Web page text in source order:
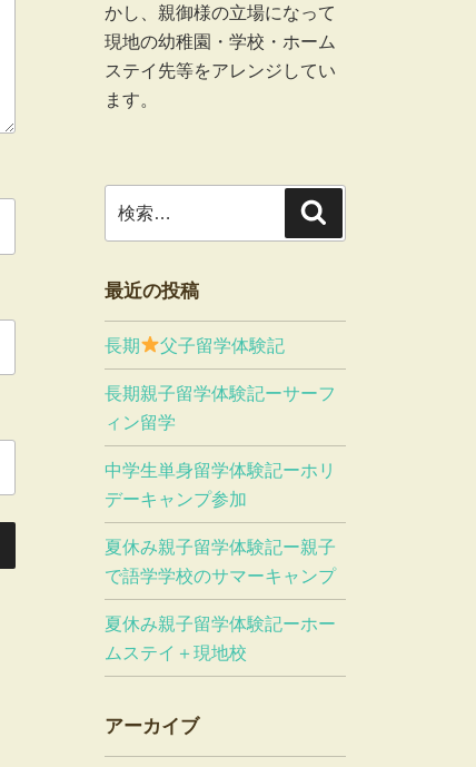
かし、親御様の立場になって
現地の幼稚園・学校・ホーム
ステイ先等をアレンジしてい
ます。
索:
最近の投稿
長期 父子留学体験記
長期親子留学体験記ーサーフ
ィン留学
中学生単身留学体験記ーホリ
デーキャンプ参加
夏休み親子留学体験記ー親子
で語学学校のサマーキャンプ
夏休み親子留学体験記ーホー
ムステイ＋現地校
アーカイブ